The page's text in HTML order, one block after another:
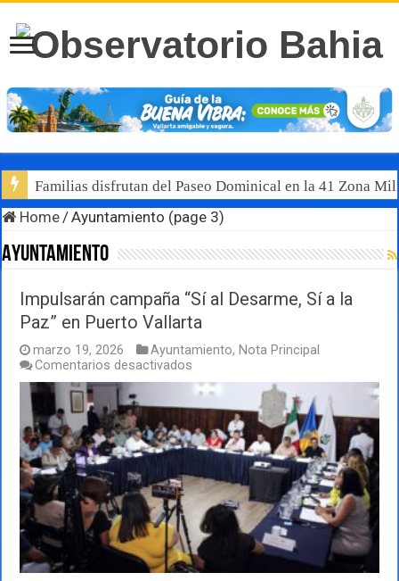
Familias disfrutan del Paseo Dominical en la 41 Zona
Luis Munguía destaca, junto al gobernador Pablo
Home /Ayuntamiento (page 3)
Ayuntamiento
Impulsarán campaña “Sí al Desarme, Sí a la
Paz” en Puerto Vallarta
marzo 19, 2026 Ayuntamiento, Nota Principal
Comentarios desactivados
Impulsarán
campaña
“Sí
al
Desarme,
Sí
la
Paz”
en
Puerto
Vallarta